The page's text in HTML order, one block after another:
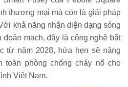
thương mại mà còn là giải pháp
khả năng nhận diện dạng sóng
đoản mạch, đây là công nghệ bắt
từ năm 2028, hứa hẹn sẽ nâng
toàn phòng chống cháy nổ cho
Việt Nam.